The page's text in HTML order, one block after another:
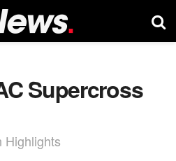
Supercross
Highlights